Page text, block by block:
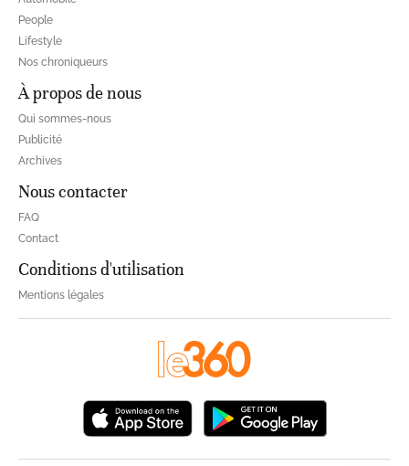
People
Lifestyle
Nos chroniqueurs
À propos de nous
Qui sommes-nous
Publicité
Archives
Nous contacter
FAQ
Contact
Conditions d'utilisation
Mentions légales